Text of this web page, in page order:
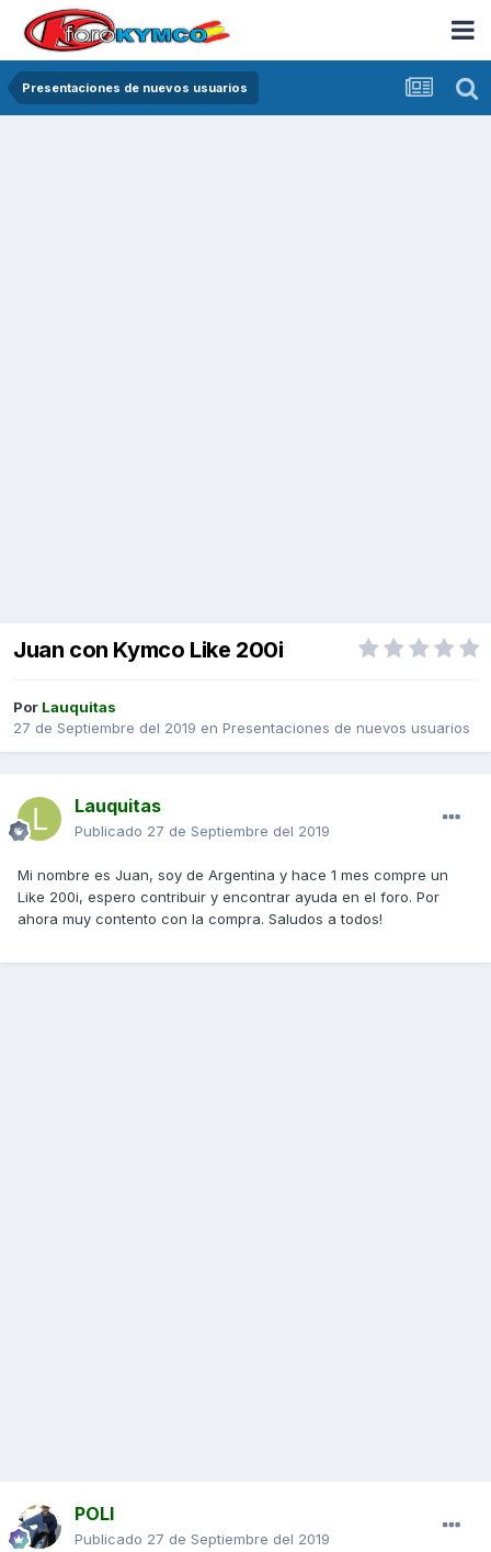
Presentaciones de nuevos usuarios
Juan con Kymco Like 200i
Por Lauquitas
27 de Septiembre del 2019 en Presentaciones de nuevos usuarios
Lauquitas
Publicado 27 de Septiembre del 2019
Mi nombre es Juan, soy de Argentina y hace 1 mes compre un
Like 200i, espero contribuir y encontrar ayuda en el foro. Por
ahora muy contento con la compra. Saludos a todos!
POLI
Publicado 27 de Septiembre del 2019